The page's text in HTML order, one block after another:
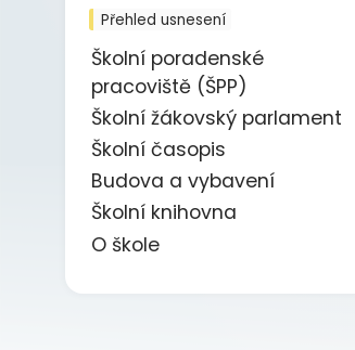
Přehled usnesení
Školní poradenské
pracoviště (ŠPP)
Školní žákovský parlament
Školní časopis
Budova a vybavení
Školní knihovna
O škole